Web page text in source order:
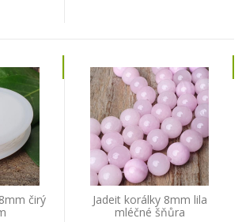
čirý
Jadeit korálky 8mm lila
mléčné šňůra